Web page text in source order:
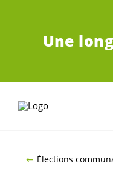
Une
Élections